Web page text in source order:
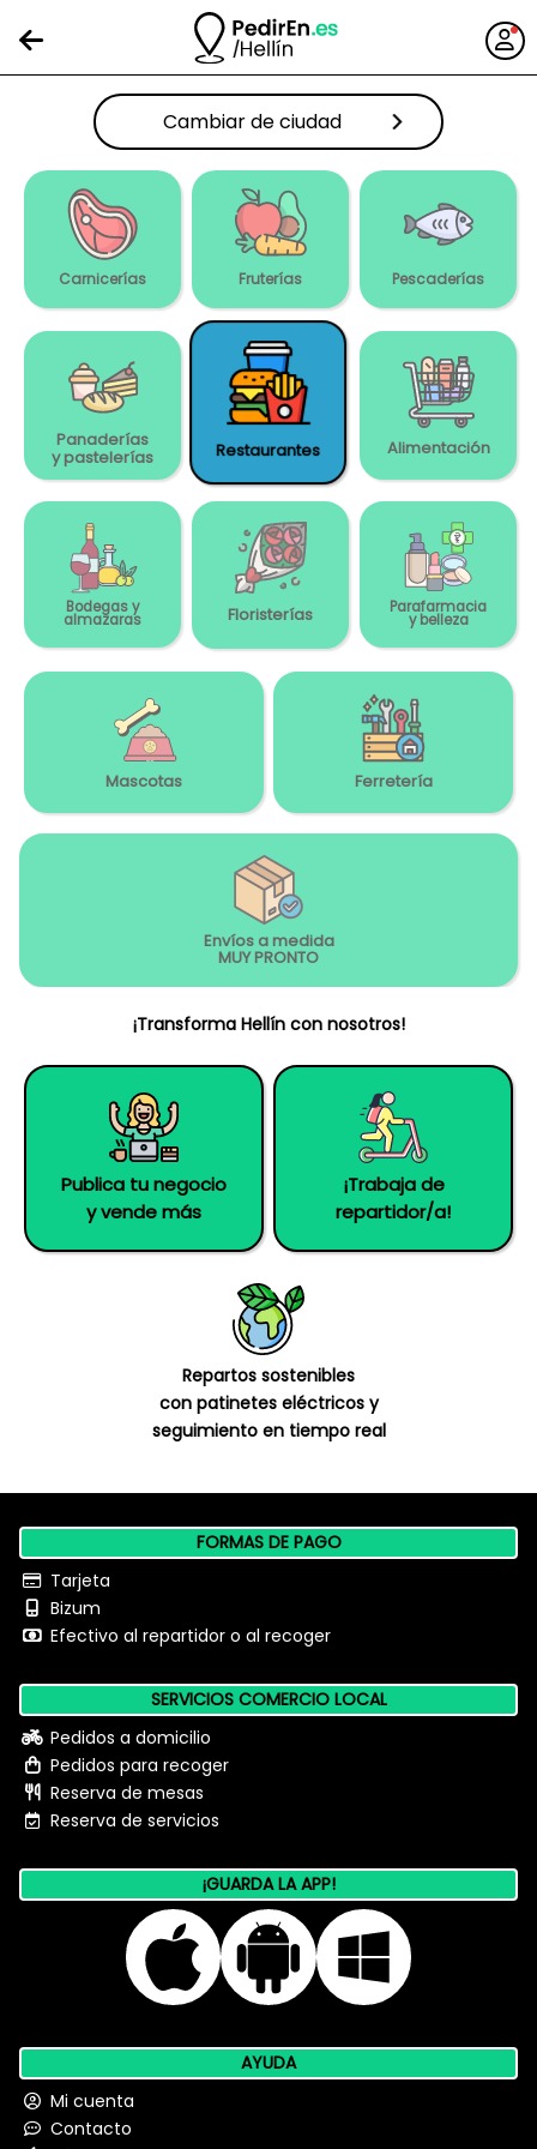
Carnicerías Fruterías Pescaderías
Panaderías
y pastelerías Restaurantes Alimentación
Bodegas y
almazaras Floristerías Parafarmacia
y belleza
Mascotas Ferretería
Envíos a medida
MUY PRONTO
¡Transforma Hellín con nosotros!
Publica tu negocio
y vende más
¡Trabaja de
repartidor/a!
Repartos sostenibles
con patinetes eléctricos y
seguimiento en tiempo real
FORMAS DE PAGO
Tarjeta
Bizum
Efectivo al repartidor o al recoger
SERVICIOS COMERCIO LOCAL
Pedidos a domicilio
Pedidos para recoger
Reserva de mesas
Reserva de servicios
¡GUARDA LA APP!
AYUDA
Mi cuenta
Contacto